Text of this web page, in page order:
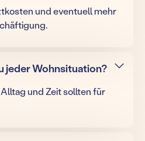
und eventuell mehr
jeder Wohnsituation?
und Zeit sollten für